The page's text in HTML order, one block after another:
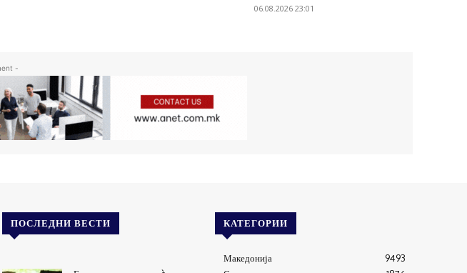
06.08.2026 23:01
-
ПОСЛЕДНИ ВЕСТИ КАТЕГОРИИ
Македонија
9493